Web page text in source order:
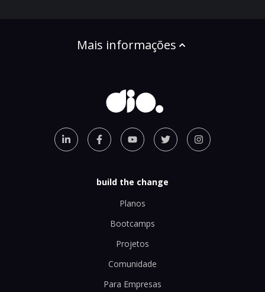
Mais informações
build the change
Planos
Bootcamps
Projetos
Comunidade
Para Empresas